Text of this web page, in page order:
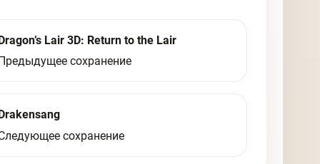
Lair 3D: Return to the Lair
сохранение
сохранение